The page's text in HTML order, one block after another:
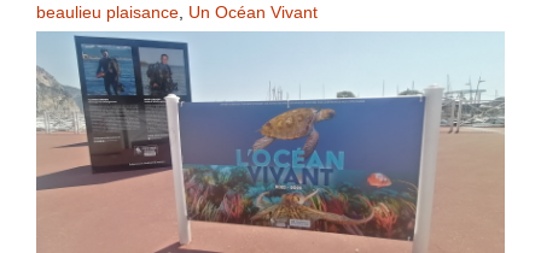
beaulieu plaisance Un Océan Vivant